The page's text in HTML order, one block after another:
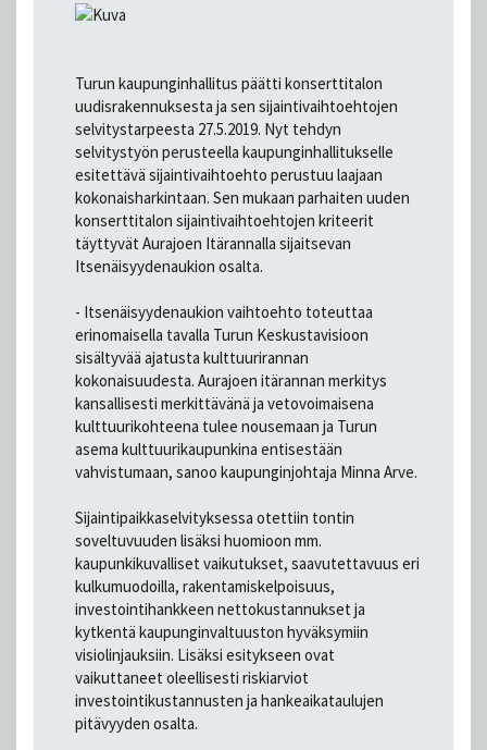
Turun kaupunginhallitus päätti konserttitalon
uudisrakennuksesta ja sen sijaintivaihtoehtojen
selvitystarpeesta 27.5.2019. Nyt tehdyn
selvitystyön perusteella kaupunginhallitukselle
esitettävä sijaintivaihtoehto perustuu laajaan
kokonaisharkintaan. Sen mukaan parhaiten uuden
konserttitalon sijaintivaihtoehtojen kriteerit
täyttyvät Aurajoen Itärannalla sijaitsevan
Itsenäisyydenaukion osalta.
- Itsenäisyydenaukion vaihtoehto toteuttaa
erinomaisella tavalla Turun Keskustavisioon
sisältyvää ajatusta kulttuurirannan
kokonaisuudesta. Aurajoen itärannan merkitys
kansallisesti merkittävänä ja vetovoimaisena
kulttuurikohteena tulee nousemaan ja Turun
asema kulttuurikaupunkina entisestään
vahvistumaan, sanoo kaupunginjohtaja Minna Arve.
Sijaintipaikkaselvityksessa otettiin tontin
soveltuvuuden lisäksi huomioon mm.
kaupunkikuvalliset vaikutukset, saavutettavuus eri
kulkumuodoilla, rakentamiskelpoisuus,
investointihankkeen nettokustannukset ja
kytkentä kaupunginvaltuuston hyväksymiin
visiolinjauksiin. Lisäksi esitykseen ovat
vaikuttaneet oleellisesti riskiarviot
investointikustannusten ja hankeaikataulujen
pitävyyden osalta.